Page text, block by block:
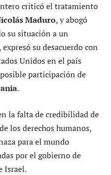
criticó el tratamiento
Maduro, y abogó
su situación a un
su desacuerdo con
Unidos en el país
participación de
.
la falta de credibilidad de
los derechos humanos,
para el mundo
por el gobierno de
Israel.